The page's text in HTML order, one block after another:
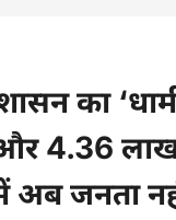
का
4.36 लाख
अब जनता